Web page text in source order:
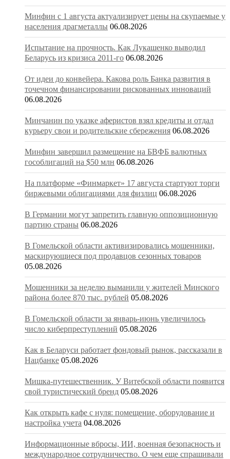
Минфин с 1 августа актуализирует цены на скупаемые у
населения драгметаллы 06.08.2026
Испытание на прочность. Как Лукашенко выводил
Беларусь из кризиса 2011-го 06.08.2026
От идеи до конвейера. Какова роль Банка развития в
точечном финансировании рискованных инноваций
06.08.2026
Минчанин по указке аферистов взял кредиты и отдал
курьеру свои и родительские сбережения 06.08.2026
Минфин завершил размещение на БВФБ валютных
гособлигаций на $50 млн 06.08.2026
На платформе «Финмаркет» 17 августа стартуют торги
биржевыми облигациями для физлиц 06.08.2026
В Германии могут запретить главную оппозиционную
партию страны 06.08.2026
В Гомельской области активизировались мошенники,
маскирующиеся под продавцов сезонных товаров
05.08.2026
Мошенники за неделю выманили у жителей Минского
района более 870 тыс. рублей 05.08.2026
В Гомельской области за январь-июнь увеличилось
число киберпреступлений 05.08.2026
Как в Беларуси работает фондовый рынок, рассказали в
Нацбанке 05.08.2026
Мишка-путешественник. У Витебской области появится
свой туристический бренд 05.08.2026
Как открыть кафе с нуля: помещение, оборудование и
настройка учета 04.08.2026
Информационные вбросы, ИИ, военная безопасность и
международное сотрудничество. О чем еще спрашивали